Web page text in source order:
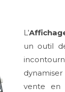
L’
un outil
vente en